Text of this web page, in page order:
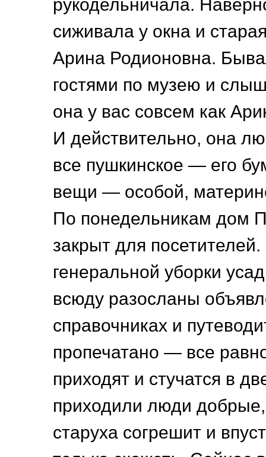
рукодельничала.
сиживала у окна и
Арина Родионовна.
гостями по музею и
она у вас совсем как
И действительно, она
все пушкинское — его
вещи — особой,
По понедельникам дом
закрыт для
генеральной уборки
всюду разосланы
справочниках и
пропечатано — все
приходят и стучатся в
приходили люди
старуха согрешит и